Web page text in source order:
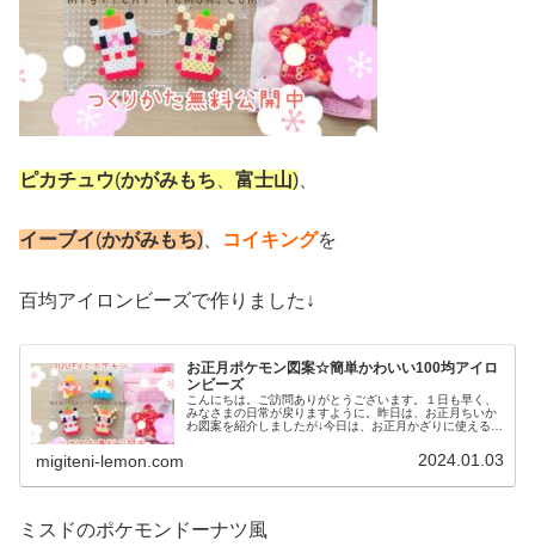
ピカチュウ(かがみもち 富士山)
イーブイ(かがみもち) コイキングを
百均アイロンビーズで作りました↓
お正月ポケモン図案☆簡単かわいい100均アイロ
ンビーズ
こんにちは。ご訪問ありがとうございます。１日も早く、
みなさまの日常が戻りますように。昨日は、お正月ちいか
わ図案を紹介しましたが↓今日は、お正月かざりに使えるポ
migiteni-lemon.com 2024.01.03
ミスドのポケモンドーナツ風